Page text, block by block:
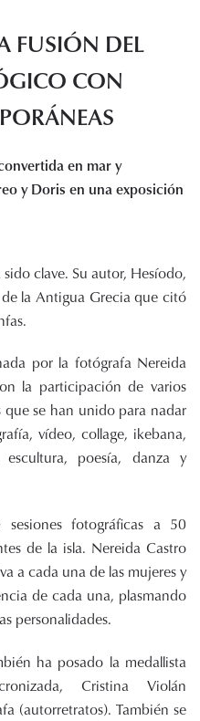
FUSIÓN DEL
CON
en mar y
y Doris en una exposición
clave. Su autor, Hesíodo,
la Antigua Grecia que citó
por la fotógrafa Nereida
la participación de varios
se han unido para nadar
vídeo, collage, ikebana,
escultura, poesía, danza y
fotográficas a 50
de la isla. Nereida Castro
a cada una de las mujeres y
de cada una, plasmando
personalidades.
ha posado la medallista
Cristina Violán
(autorretratos). También se